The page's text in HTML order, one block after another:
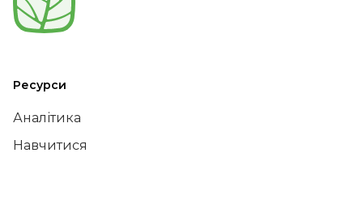
Ресурси
Аналітика
Навчитися